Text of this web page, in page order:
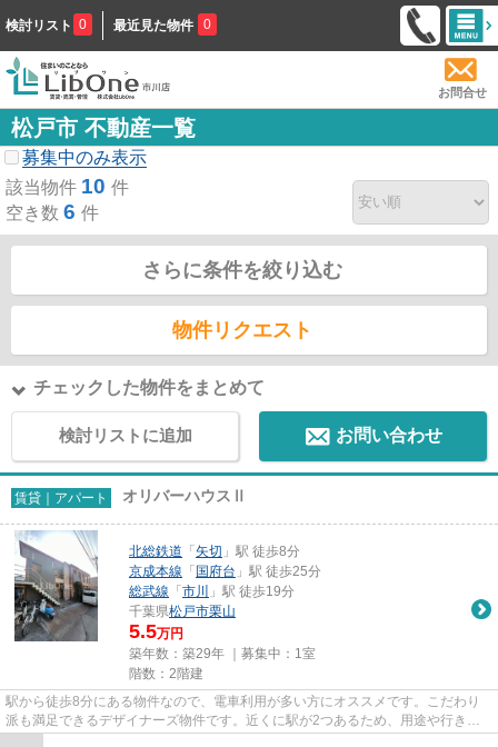
検討リスト 0 最近見た物件 0
お問合せ
松戸市 不動産一覧
募集中のみ表示
該当物件 10 件
空き数 6 件
さらに条件を絞り込む
物件リクエスト
チェックした物件をまとめて
検討リストに追加 お問い合わせ
賃貸｜アパート オリバーハウスⅡ
北総鉄道 「 矢切 」駅 徒歩8分
京成本線 「 国府台 」駅 徒歩25分
総武線 「 市川
」駅 徒歩19分
千葉県松戸市栗山
5.5万円
築年数：築29年 ｜募集中： 1室
階数：2階建
駅から徒歩8分にある物件なので、電車利用が多い方にオススメです。こだわり
派も満足できるデザイナーズ物件です。近くに駅が2つあるため、用途や行き先